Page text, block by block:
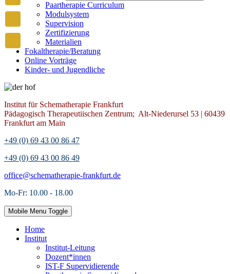
Paartherapie Curriculum
Modulsystem
Supervision
Zertifizierung
Materialien
Fokaltherapie/Beratung
Online Vorträge
Kinder- und Jugendliche
Institut für Schematherapie Frankfurt
Pädagogisch Therapeutiischen Zentrum; Alt-Niederursel 53 | 60439
Frankfurt am Main
+49 (0) 69 43 00 86 47
+49 (0) 69 43 00 86 49
office@schematherapie-frankfurt.de
Mo-Fr: 10.00 - 18.00
Mobile Menu Toggle
Home
Institut
Institut-Leitung
Dozent*innen
IST-F Supervidierende